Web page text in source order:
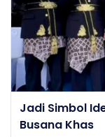
Jadi Simbol
Busana Khas